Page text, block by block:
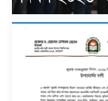
দিবস-২০২৬’